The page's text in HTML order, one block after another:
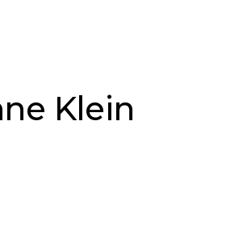
Klein